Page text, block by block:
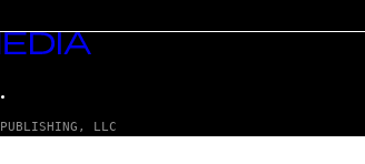
LLC